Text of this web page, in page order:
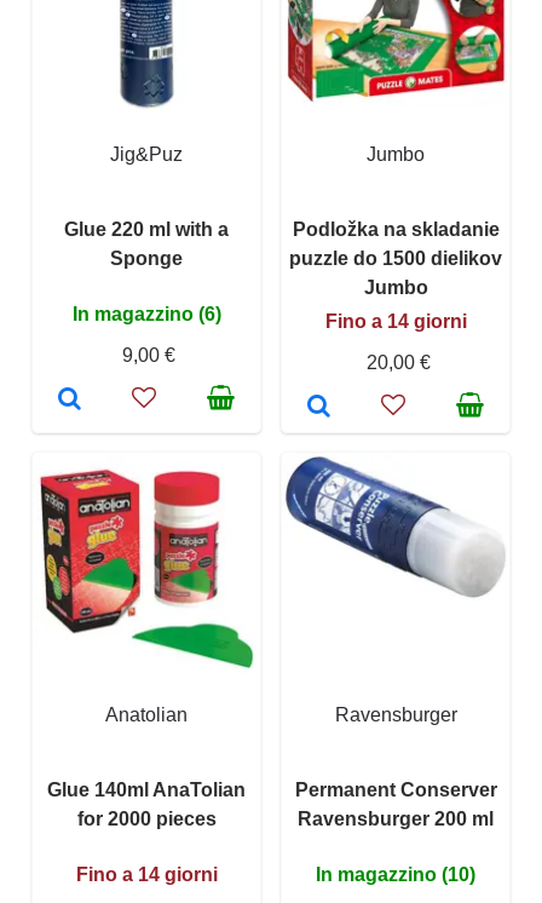
Jig&Puz
Glue 220 ml with a
Sponge
In magazzino (6)
9,00 €
Jumbo
Podložka na skladanie
puzzle do 1500 dielikov
Jumbo
Fino a 14 giorni
20,00 €
Anatolian
Glue 140ml AnaTolian
for 2000 pieces
Fino a 14 giorni
Ravensburger
Permanent Conserver
Ravensburger 200 ml
In magazzino (10)